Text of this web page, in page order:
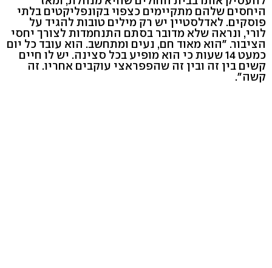
היחסים שלהם מתקיימים כצפוי בקונפליקטים בלתי
פוסקים. לאדלסטיין יש רק מילים טובות להגיד על
לורי, ונראה שלא מדובר בסתם התנחמדות לצורך יחסי
הציבור. "הוא מאוד חם, נעים ומתחשב. הוא עובד כל יום
כמעט 14 שעות כי הוא מופיע בכל סצינה. יש לו חיים
קשים בין זה ובין זה שהפפראצי עוקבים אחריו. זה
קשה".